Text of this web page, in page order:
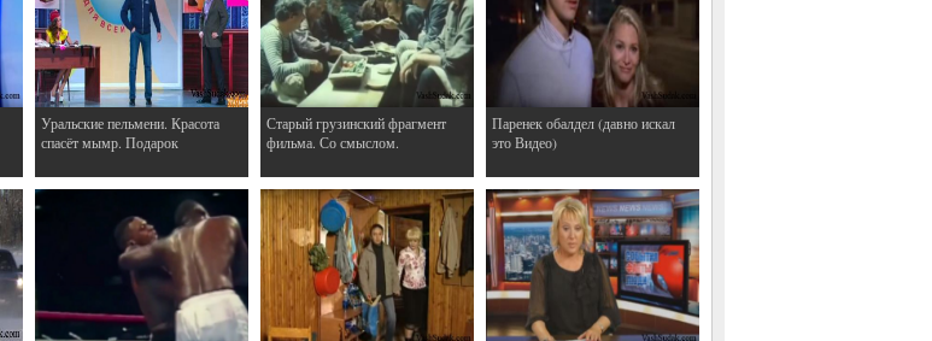
Уральские пельмени. Красота
спасёт мымр. Подарок
Старый грузинский фрагмент
фильма. Со смыслом.
Паренек обалдел (давно искал
это Видео)